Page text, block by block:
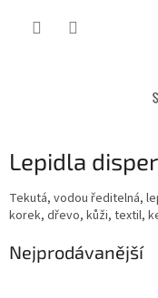
Lepidla
Tekutá, vodou ředitelná,
korek, dřevo, kůži, textil,
Nejprodávanější